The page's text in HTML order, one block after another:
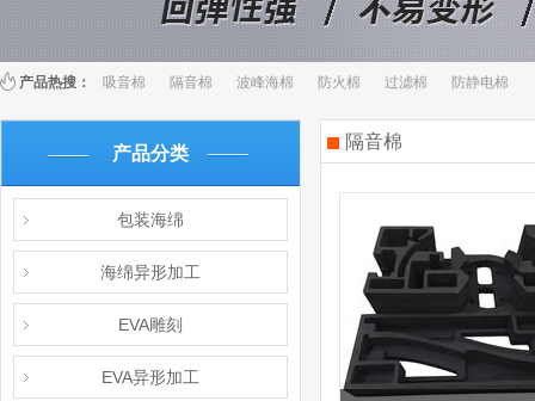
百叶窗图片载入中
产品热搜： 吸音棉 隔音棉 波峰海棉 防火棉 过滤棉 防静电棉
产品分类
包装海绵
海绵异形加工
EVA雕刻
EVA异形加工
隔音棉